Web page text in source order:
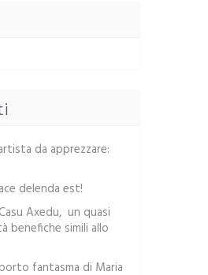
da apprezzare:
delenda est!
Axedu, un quasi
benefiche simili allo
fantasma di Maria